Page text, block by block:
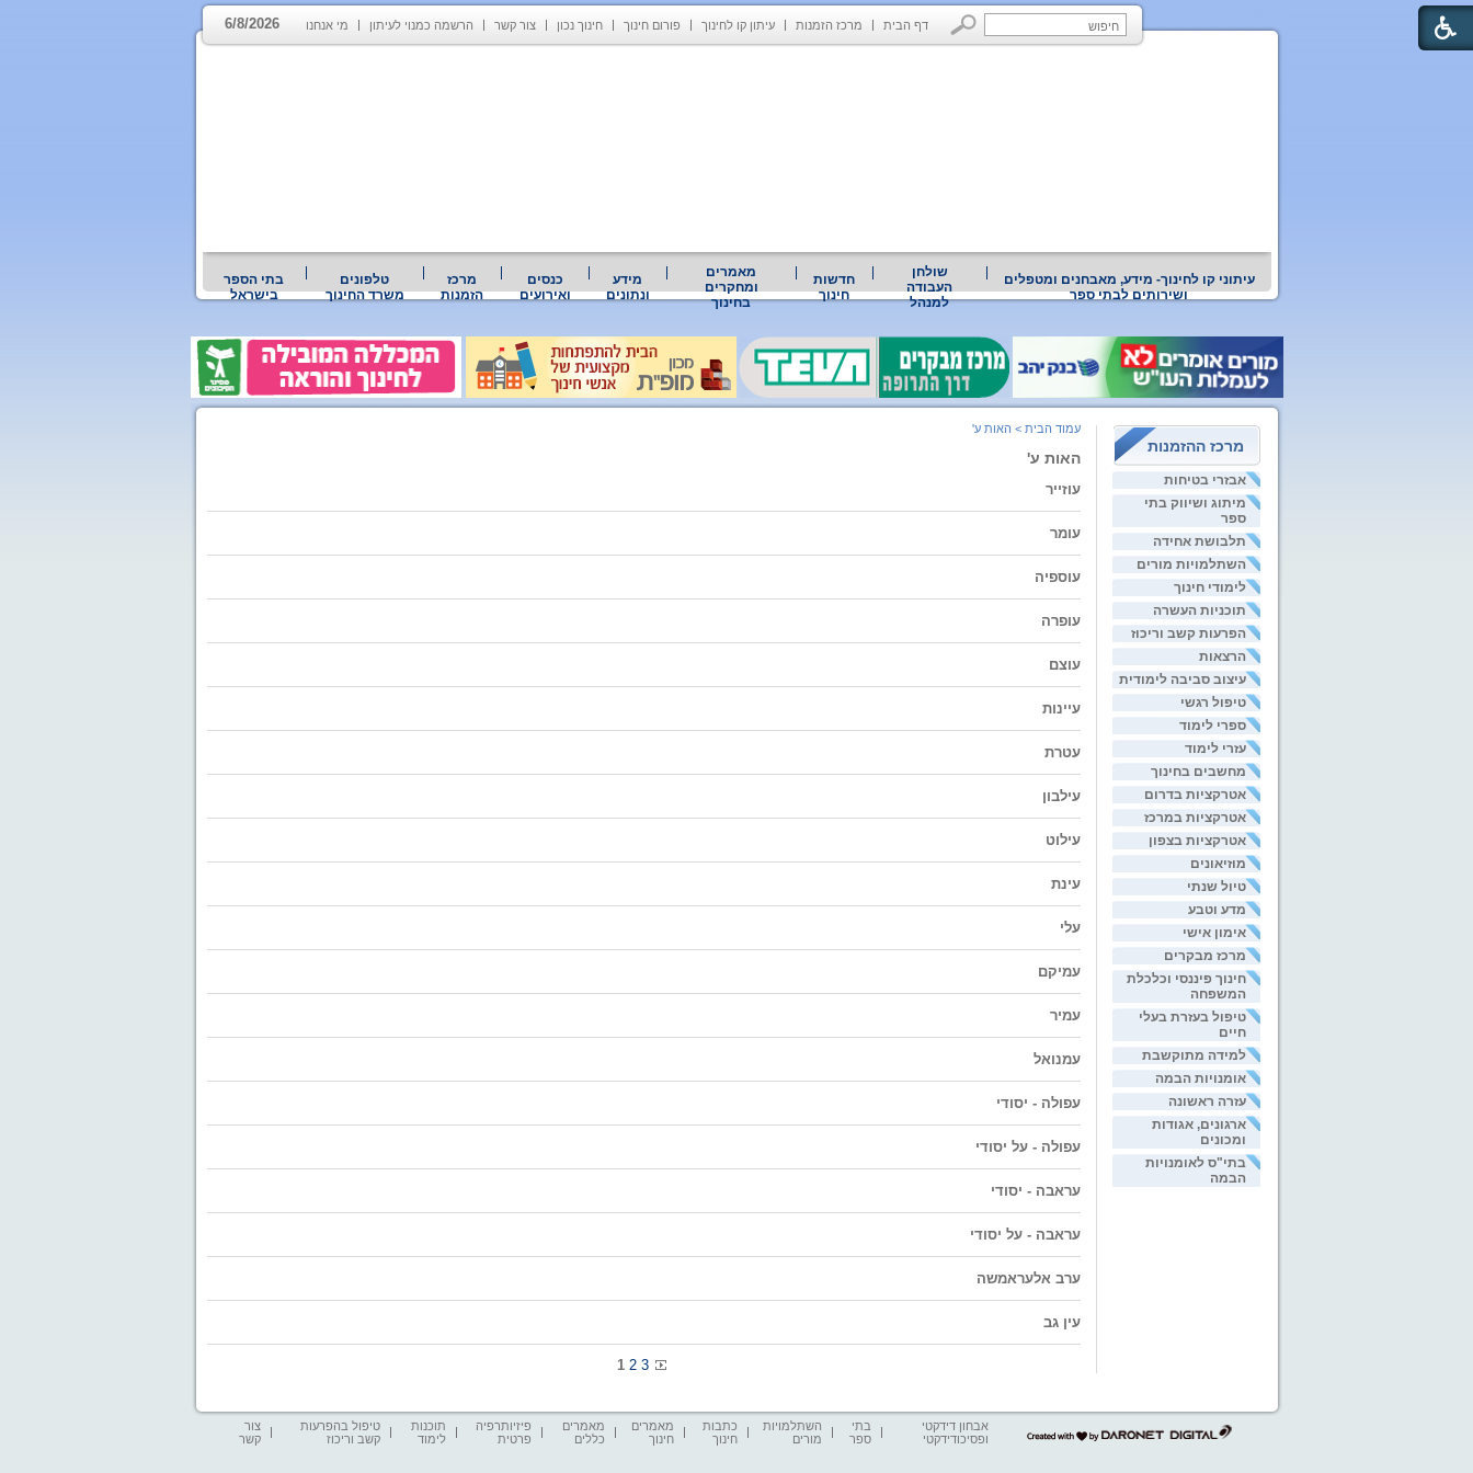
דף הבית מרכז הזמנות עיתון קו לחינוך פורום חינוך חינוך נכון צור קשר הרשמה כמנוי לעיתון מי אנחנו 6/8/2026
עיתוני קו לחינוך- מידע, מאבחנים ומטפלים
ושירותים לבתי ספר
שולחן
העבודה
למנהל
חדשות
חינוך
מאמרים
ומחקרים
בחינוך
מידע
ונתונים
כנסים
ואירועים
מרכז
הזמנות
טלפונים
משרד החינוך
בתי הספר
בישראל
מרכז ההזמנות
אבזרי בטיחות
מיתוג ושיווק בתי
ספר
תלבושת אחידה
השתלמויות מורים
לימודי חינוך
תוכניות העשרה
הפרעות קשב וריכוז
הרצאות
עיצוב סביבה לימודית
טיפול רגשי
ספרי לימוד
עזרי לימוד
מחשבים בחינוך
אטרקציות בדרום
אטרקציות במרכז
אטרקציות בצפון
מוזיאונים
טיול שנתי
מדע וטבע
אימון אישי
מרכז מבקרים
חינוך פיננסי וכלכלת
המשפחה
טיפול בעזרת בעלי
חיים
למידה מתוקשבת
אומנויות הבמה
עזרה ראשונה
ארגונים, אגודות
ומכונים
בתי"ס לאומנויות
הבמה
עמוד הבית > האות ע'
האות ע'
עוזייר
עומר
עוספיה
עופרה
עוצם
עיינות
עטרת
עילבון
עילוט
עינת
עלי
עמיקם
עמיר
עמנואל
עפולה - יסודי
עפולה - על יסודי
עראבה - יסודי
עראבה - על יסודי
ערב אלעראמשה
עין גב
1 2 3
דרונט
אבחון דידקטי
ופסיכודידקטי
בתי
ספר
השתלמויות
מורים
כתבות
חינוך
מאמרים
חינוך
מאמרים
כללים
פיזיותרפיה
פרטית
תוכנות
לימוד
טיפול בהפרעות
קשב וריכוז
צור
קשר